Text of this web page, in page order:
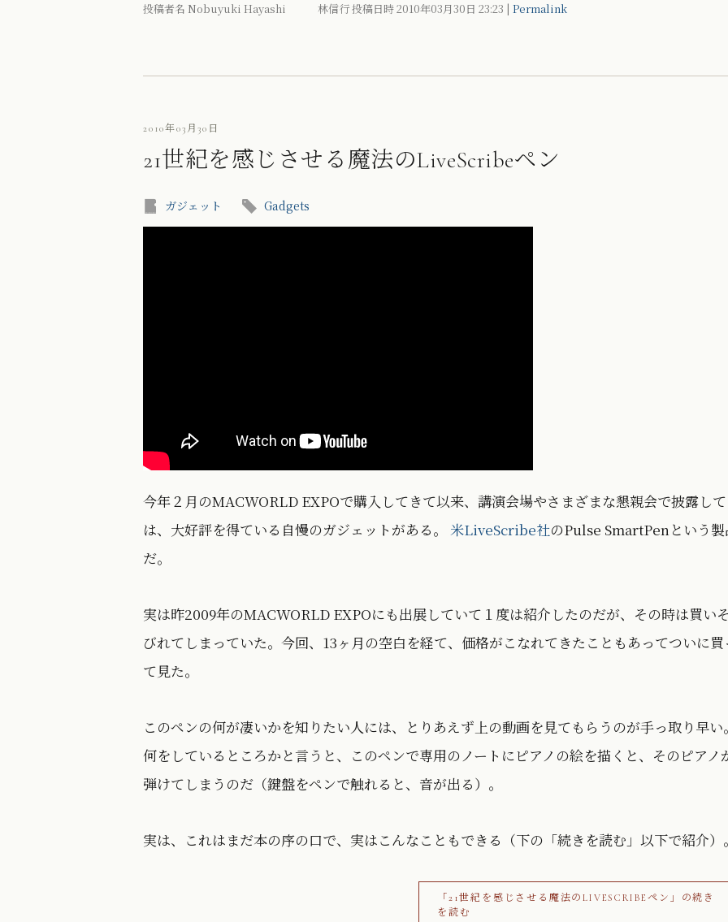
投稿者名 Nobuyuki Hayashi 林信行 投稿日時 2010年03月30日 23:23 | Permalink
2010年03月30日
21世紀を感じさせる魔法のLiveScribeペン
ガジェット Gadgets
今年２月のMACWORLD EXPOで購入してきて以来、講演会場やさまざまな懇親会で披露して
は、大好評を得ている自慢のガジェットがある。 米LiveScribe社のPulse SmartPenという
だ。
実は昨2009年のMACWORLD EXPOにも出展していて１度は紹介したのだが、その時は買い
びれてしまっていた。今回、13ヶ月の空白を経て、価格がこなれてきたこともあってついに買
て見た。
このペンの何が凄いかを知りたい人には、とりあえず上の動画を見てもらうのが手っ取り早い
何をしているところかと言うと、このペンで専用のノートにピアノの絵を描くと、そのピアノ
弾けてしまうのだ（鍵盤をペンで触れると、音が出る）。
実は、これはまだ本の序の口で、実はこんなこともできる（下の「続きを読む」以下で紹介）
「21世紀を感じさせる魔法のLIVESCRIBEペン」の続き
を読む